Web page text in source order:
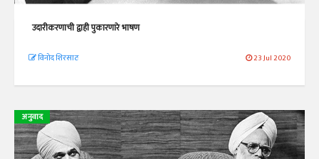
उदारीकरणाची द्वाही पुकारणारे भाषण
विनोद शिरसाठ 23 Jul 2020
अनुवाद